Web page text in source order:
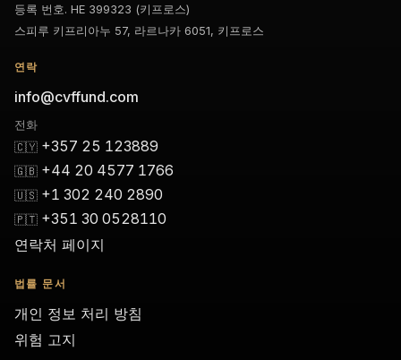
등록 번호. HE 399323 (키프로스)
스피루 키프리아누 57, 라르나카 6051, 키프로스
연락
info@cvffund.com
전화
🇨🇾 +357 25 123889
🇬🇧 +44 20 4577 1766
🇺🇸 +1 302 240 2890
🇵🇹 +351 30 0528110
연락처 페이지
법률 문서
개인 정보 처리 방침
위험 고지